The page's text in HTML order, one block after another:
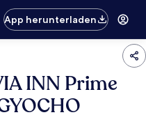
App herunterladen
INN Prime